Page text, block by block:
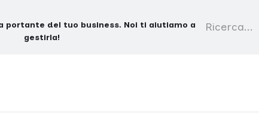
portante del tuo business. Noi ti aiutiamo a
gestirla!